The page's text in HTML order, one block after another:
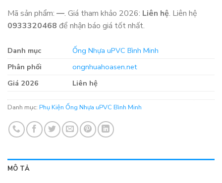
Mã sản phẩm: —. Giá tham khảo 2026: Liên hệ. Liên hệ
0933320468 để nhận báo giá tốt nhất.
Danh mục
Ống Nhựa uPVC Bình Minh
Phân phối
ongnhuahoasen.net
Giá 2026
Liên hệ
Danh mục: Phụ Kiện Ống Nhựa uPVC Bình Minh
MÔ TẢ